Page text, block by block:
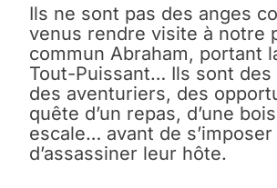
Ils ne sont pas des anges
venus rendre visite à notre
commun Abraham, portant
Tout-Puissant… Ils sont des
des aventuriers, des
quête d’un repas, d’une
escale… avant de s’imposer
d’assassiner leur hôte.